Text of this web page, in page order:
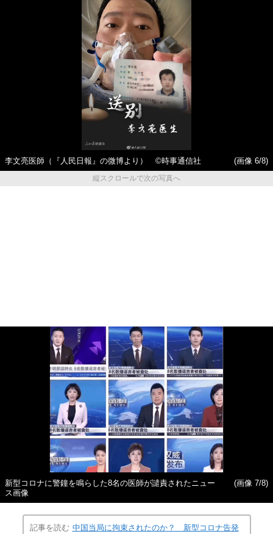
李文亮医師（『人民日報』の微博より） ©時事通信社
(画像 6/8)
縦スクロールで次の写真へ
新型コロナに警鐘を鳴らした8名の医師が譴責されたニュー
ス画像
(画像 7/8)
記事を読む 中国当局に拘束されたのか？ 新型コロナ告発